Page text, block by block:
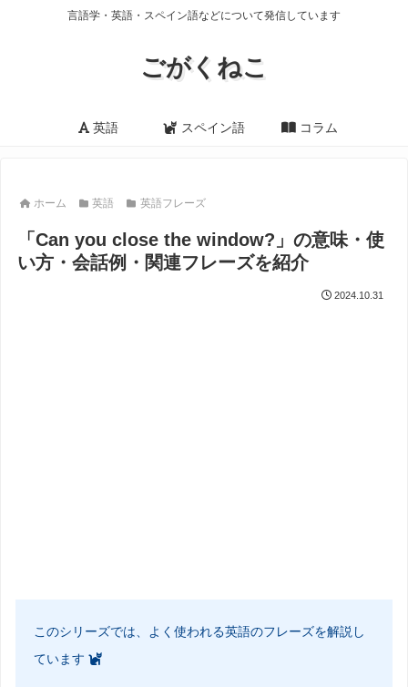
言語学・英語・スペイン語などについて発信しています
ごがくねこ
英語 スペイン語 コラム
ホーム 英語 英語フレーズ
「Can you close the window?」の意味・使
い方・会話例・関連フレーズを紹介
2024.10.31
このシリーズでは、よく使われる英語のフレーズを解説し
ています